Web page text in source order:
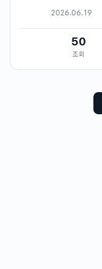
2026.06.19
50
조회